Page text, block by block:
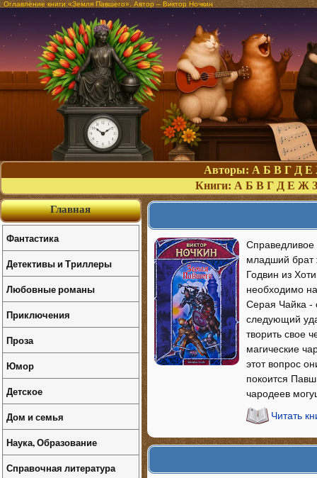
Оглавление книги «Земля Павшего». Автор – Виктор Ночкин
Авторы: А Б В Г Д Е
Книги: А Б В Г Д Е Ж З
Справедливое
младший брат
Годвин из
необходимо
Серая Чайка -
следующий
творить свое
магические
этот вопрос
покоится
чародеев
Читать
Главная
Фантастика
Детективы и Триллеры
Любовные романы
Приключения
Проза
Юмор
Детское
Дом и семья
Наука, Образование
Справочная литература